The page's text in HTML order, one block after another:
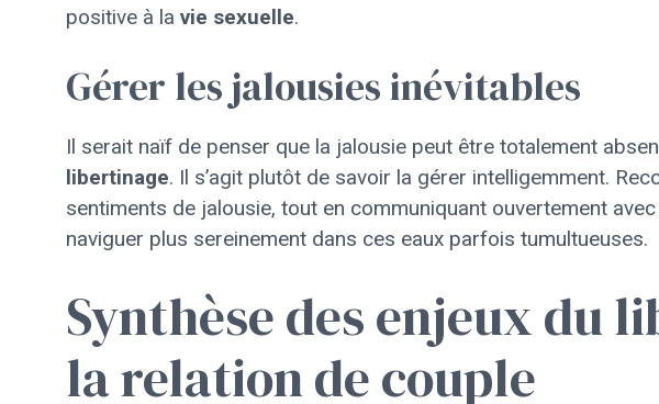
positive à la vie sexuelle.
Gérer les jalousies inévitables
Il serait naïf de penser que la jalousie peut être totalement
libertinage. Il s’agit plutôt de savoir la gérer intelligemment.
sentiments de jalousie, tout en communiquant ouvertement
naviguer plus sereinement dans ces eaux parfois tumultueuses.
Synthèse des enjeux du
la relation de couple